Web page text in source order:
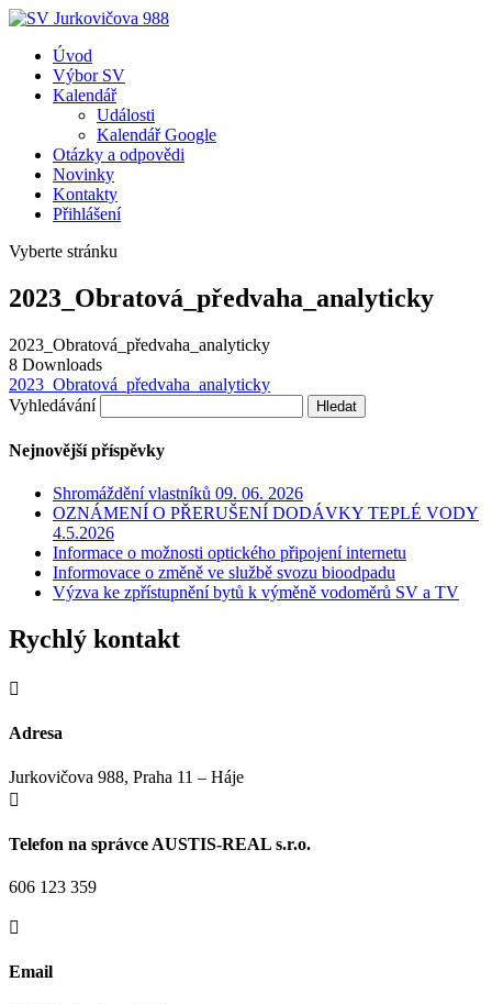
Úvod
Výbor SV
Kalendář
Události
Kalendář Google
Otázky a odpovědi
Novinky
Kontakty
Přihlášení
Vyberte stránku
2023_Obratová_předvaha_analyticky
2023_Obratová_předvaha_analyticky
8 Downloads
2023_Obratová_předvaha_analyticky
Vyhledávání
Nejnovější příspěvky
Shromáždění vlastníků 09. 06. 2026
OZNÁMENÍ O PŘERUŠENÍ DODÁVKY TEPLÉ VODY
4.5.2026
Informace o možnosti optického připojení internetu
Informovace o změně ve službě svozu bioodpadu
Výzva ke zpřístupnění bytů k výměně vodoměrů SV a TV
Rychlý kontakt

Adresa
Jurkovičova 988, Praha 11 – Háje

Telefon na správce AUSTIS-REAL s.r.o.
606 123 359

Email